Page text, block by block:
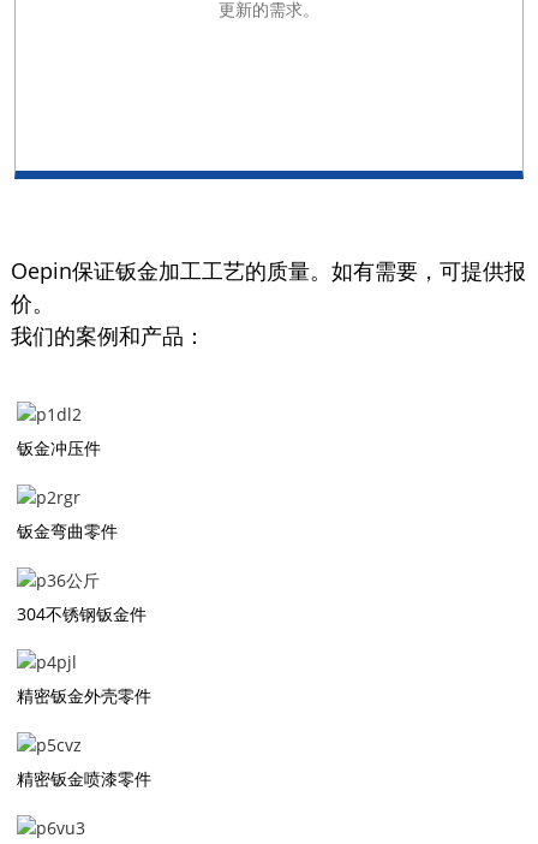
更新的需求。
Oepin保证钣金加工工艺的质量。如有需要，可提供报
价。
我们的案例和产品：
钣金冲压件
钣金弯曲零件
304不锈钢钣金件
精密钣金外壳零件
精密钣金喷漆零件